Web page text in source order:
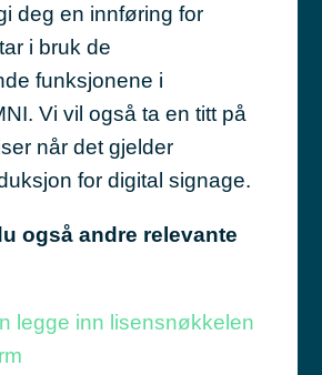
deg en innføring for
i bruk de
funksjonene i
Vi vil også ta en titt på
når det gjelder
for digital signage.
også andre relevante
legge inn lisensnøkkelen